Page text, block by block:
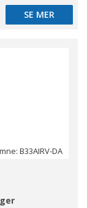
SE MER
SE MER
B33AIRV-DA